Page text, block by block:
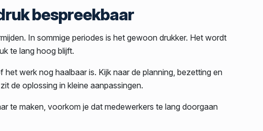
bespreekbaar
In sommige periodes is het gewoon drukker. Het wordt
te lang hoog blijft.
het werk nog haalbaar is. Kijk naar de planning, bezetting en
de oplossing in kleine aanpassingen.
te maken, voorkom je dat medewerkers te lang doorgaan